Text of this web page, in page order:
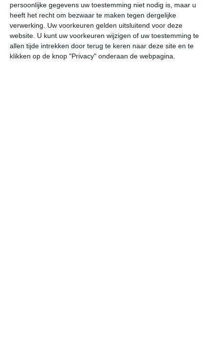
persoonlijke gegevens uw toestemming niet nodig is, maar u
heeft het recht om bezwaar te maken tegen dergelijke
verwerking. Uw voorkeuren gelden uitsluitend voor deze
website. U kunt uw voorkeuren wijzigen of uw toestemming te
allen tijde intrekken door terug te keren naar deze site en te
klikken op de knop "Privacy" onderaan de webpagina.
22:00 01:00 04:00 07:00 10:00
22:00 01:00 04:00 07:00 10:00